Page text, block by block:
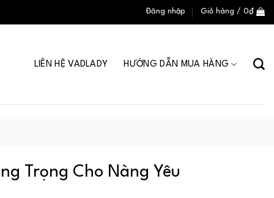
Đăng nhập Giỏ hàng / 0₫
LIÊN HỆ VADLADY HƯỚNG DẪN MUA HÀNG
Trọng Cho Nàng Yêu